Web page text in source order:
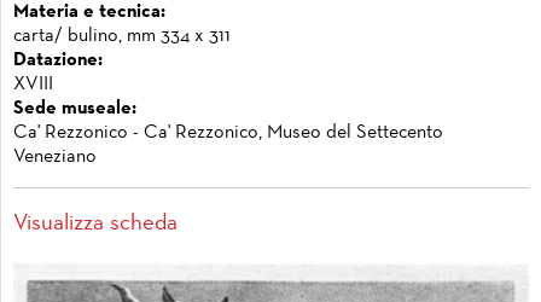
Materia e tecnica:
carta/ bulino, mm 334 x 311
Datazione:
XVIII
Sede museale:
Ca' Rezzonico - Ca' Rezzonico, Museo del Settecento
Veneziano
Visualizza scheda